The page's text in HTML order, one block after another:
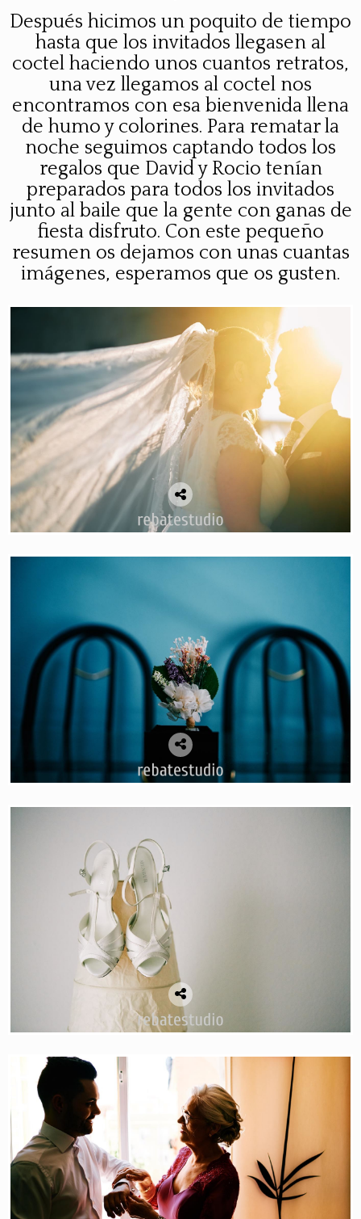
Después hicimos un poquito de tiempo
hasta que los invitados llegasen al
coctel haciendo unos cuantos retratos,
una vez llegamos al coctel nos
encontramos con esa bienvenida llena
de humo y colorines. Para rematar la
noche seguimos captando todos los
regalos que David y Rocio tenían
preparados para todos los invitados
junto al baile que la gente con ganas de
fiesta disfruto. Con este pequeño
resumen os dejamos con unas cuantas
imágenes, esperamos que os gusten.